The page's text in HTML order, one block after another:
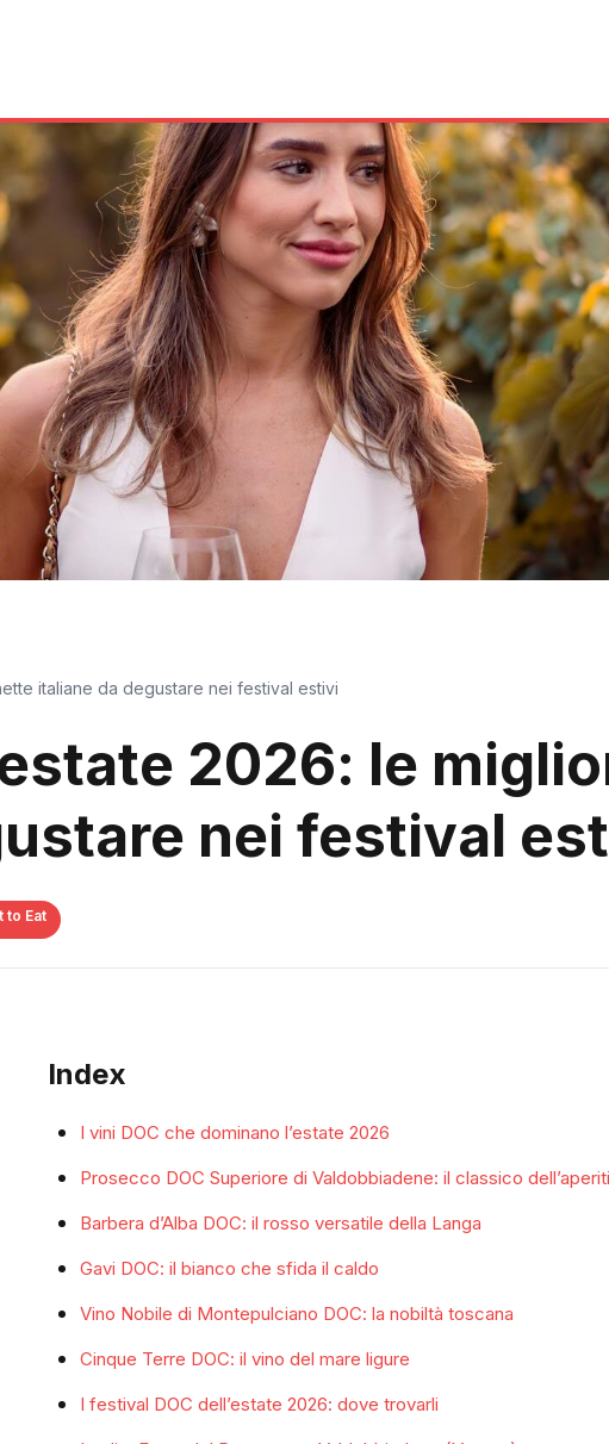
italiane da degustare nei festival estivi
2026: le
nei festival
to Eat
Index
I vini DOC che dominano l’estate 2026
Prosecco DOC Superiore di Valdobbiadene: il classico
Barbera d’Alba DOC: il rosso versatile della Langa
Gavi DOC: il bianco che sfida il caldo
Vino Nobile di Montepulciano DOC: la nobiltà toscana
Cinque Terre DOC: il vino del mare ligure
I festival DOC dell’estate 2026: dove trovarli